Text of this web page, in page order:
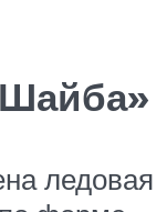
ледовая